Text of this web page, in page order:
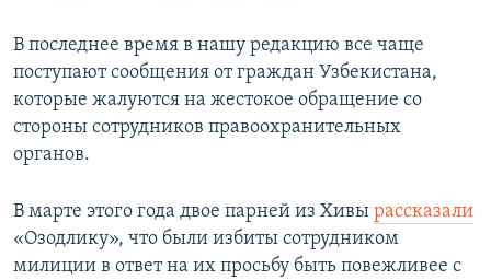
В последнее время в нашу редакцию все чаще
поступают сообщения от граждан Узбекистана,
которые жалуются на жестокое обращение со
стороны сотрудников правоохранительных
органов.
В марте этого года двое парней из Хивы рассказали
«Озодлику», что были избиты сотрудником
милиции в ответ на их просьбу быть повежливее с